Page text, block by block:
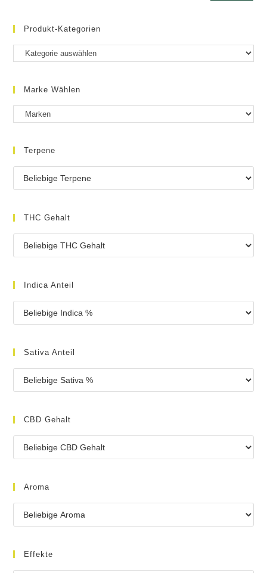
Produkt-Kategorien
Marke Wählen
Terpene
THC Gehalt
Indica Anteil
Sativa Anteil
CBD Gehalt
Aroma
Effekte